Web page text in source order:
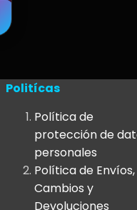
Politícas
Política de
protección de
personales
Política de Envíos,
Cambios y
Devoluciones